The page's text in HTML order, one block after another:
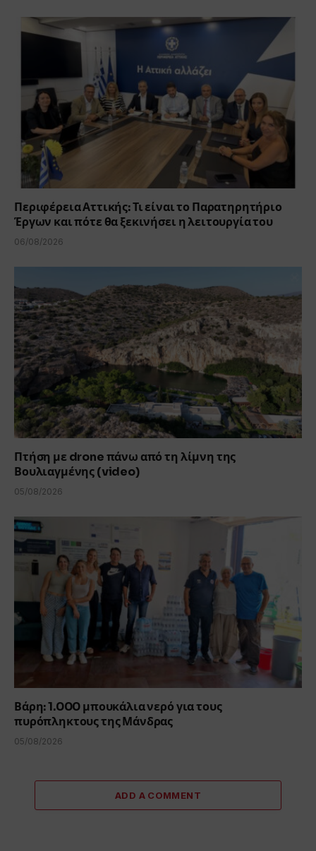
Περιφέρεια Αττικής: Τι είναι το Παρατηρητήριο
Έργων και πότε θα ξεκινήσει η λειτουργία του
06/08/2026
Πτήση με drone πάνω από τη λίμνη της
Βουλιαγμένης (video)
05/08/2026
Βάρη: 1.000 μπουκάλια νερό για τους
πυρόπληκτους της Μάνδρας
05/08/2026
ADD A COMMENT